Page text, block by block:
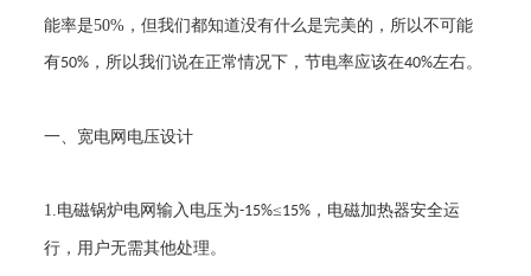
能率是50% ，但我们都知道没有什么是完美的，所以不可能
有50% ，所以我们说在正常情况下，节电率应该在40%左右。
一、宽电网电压设计
1.电磁锅炉电网输入电压为-15%≤15% ，电磁加热器安全运
行，用户无需其他处理。